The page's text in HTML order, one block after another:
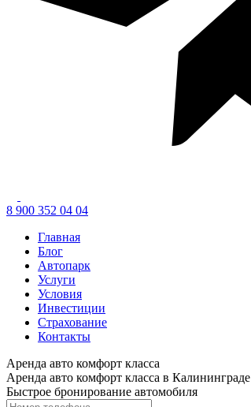
8 900 352 04 04
Главная
Блог
Автопарк
Услуги
Условия
Инвестиции
Страхование
Контакты
Аренда авто комфорт класса
Аренда авто комфорт класса в Калининграде
Быстрое бронирование автомобиля